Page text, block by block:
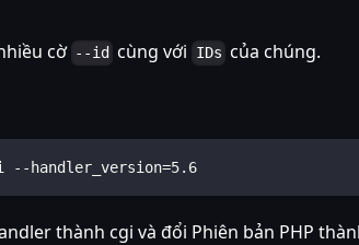
cờ --id cùng với IDs của chúng.
--handler_version=5.6
thành cgi và đổi Phiên bản PHP